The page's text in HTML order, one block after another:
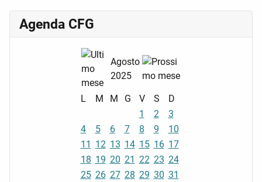
Agenda CFG
Agosto
2025
L M M G V S
D
1
2
3
4
5 6 7 8 9
10
11 12 13 14 15 16 17
18 19 20 21 22 23 24
25 26 27 28 29 30 31